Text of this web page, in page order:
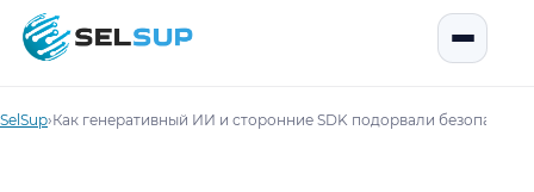
SelSup
SelSup›Как генеративный ИИ и сторонние SDK подорвали